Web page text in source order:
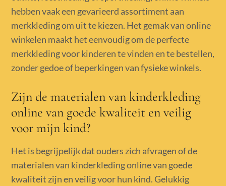
hebben vaak een gevarieerd assortiment aan
merkkleding om uit te kiezen. Het gemak van online
winkelen maakt het eenvoudig om de perfecte
merkkleding voor kinderen te vinden en te bestellen,
zonder gedoe of beperkingen van fysieke winkels.
Zijn de materialen van kinderkleding
online van goede kwaliteit en veilig
voor mijn kind?
Het is begrijpelijk dat ouders zich afvragen of de
materialen van kinderkleding online van goede
kwaliteit zijn en veilig voor hun kind. Gelukkig